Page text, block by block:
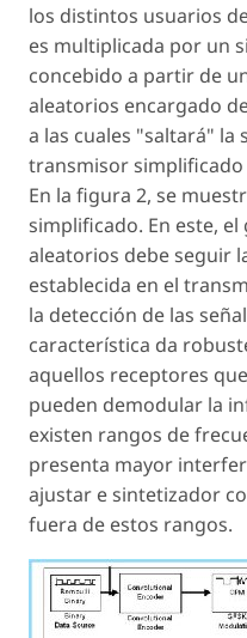
los distintos usuarios
es multiplicada por un
concebido a partir de
aleatorios encargado
a las cuales "saltará" la
transmisor
En la figura 2, se
simplificado. En este,
aleatorios debe seguir
establecida en el
la detección de las
característica da
aquellos receptores
pueden demodular la
existen rangos de
presenta mayor
ajustar e sintetizador
fuera de estos rangos.